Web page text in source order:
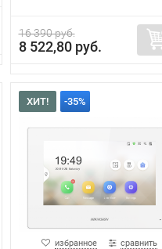
16 390 руб.
8 522,80 руб.
ХИТ! -35%
избранное сравнить